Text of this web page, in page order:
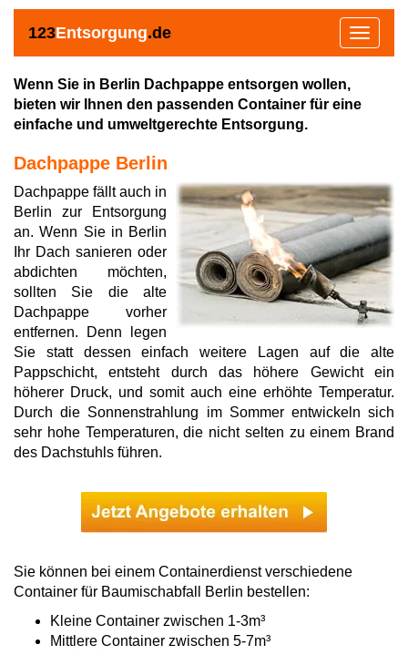
123Entsorgung.de
Toggle
Wenn Sie in Berlin Dachpappe entsorgen wollen,
bieten wir Ihnen den passenden Container für eine
einfache und umweltgerechte Entsorgung.
Dachpappe Berlin
Dachpappe fällt auch in
Berlin zur Entsorgung
an. Wenn Sie in Berlin
Ihr Dach sanieren oder
abdichten möchten,
sollten Sie die alte
Dachpappe vorher
entfernen. Denn legen
Sie statt dessen einfach weitere Lagen auf die alte
Pappschicht, entsteht durch das höhere Gewicht ein
höherer Druck, und somit auch eine erhöhte Temperatur.
Durch die Sonnenstrahlung im Sommer entwickeln sich
sehr hohe Temperaturen, die nicht selten zu einem Brand
des Dachstuhls führen.
Sie können bei einem Containerdienst verschiedene
Container für Baumischabfall Berlin bestellen:
Kleine Container zwischen 1-3m³
Mittlere Container zwischen 5-7m³